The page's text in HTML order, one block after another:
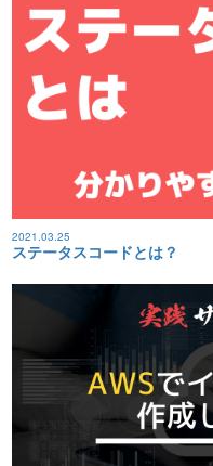
2021.03.25
ステータスコードとは？